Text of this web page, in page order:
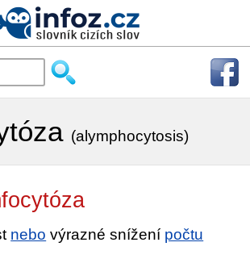
(alymphocytosis)
nebo výrazné snížení počtu